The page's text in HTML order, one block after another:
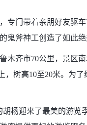
带着亲朋好友驱
鬼斧神工创造了如此
市70公里，景区南
树高10至20米。为
迎来了最美的游览